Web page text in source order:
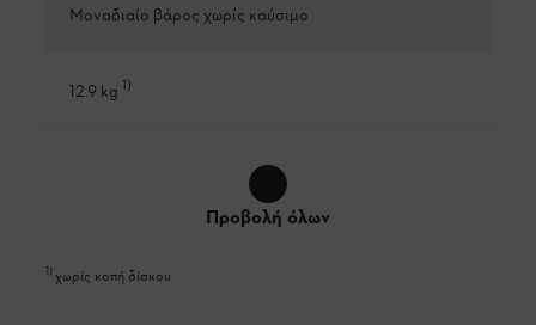
Μοναδιαίο βάρος χωρίς καύσιμο
12.9 kg 1)
Προβολή όλων
1)χωρίς κοπή δίσκου